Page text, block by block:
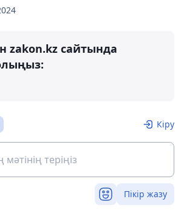
zakon.kz сайтында
Кіру
Пікір жазу